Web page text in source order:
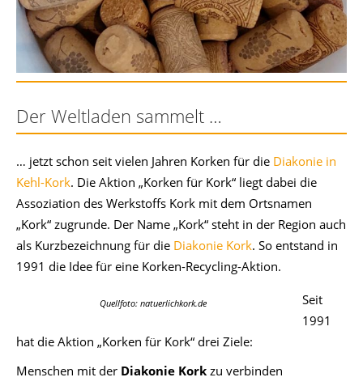
Der Weltladen sammelt …
… jetzt schon seit vielen Jahren Korken für die Diakonie in
Kehl-Kork. Die Aktion „Korken für Kork“ liegt dabei die
Assoziation des Werkstoffs Kork mit dem Ortsnamen
„Kork“ zugrunde. Der Name „Kork“ steht in der Region auch
als Kurzbezeichnung für die Diakonie Kork. So entstand in
1991 die Idee für eine Korken-Recycling-Aktion.
Quellfoto: natuerlichkork.de
Seit
1991
hat die Aktion „Korken für Kork“ drei Ziele:
Menschen mit der Diakonie Kork zu verbinden